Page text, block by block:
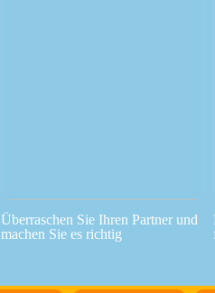
Überraschen Sie Ihren Partner und
machen Sie es richtig